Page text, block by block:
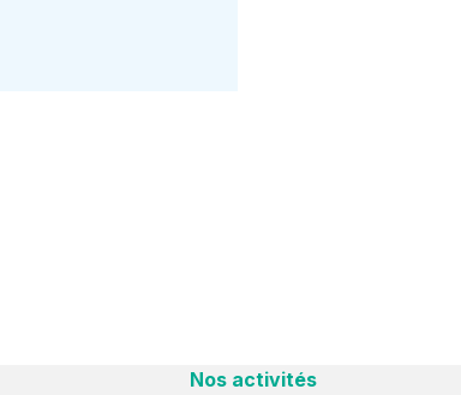
Nos activités